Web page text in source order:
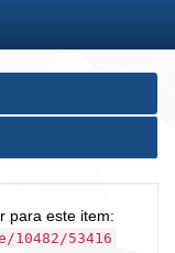
para este item:
53416